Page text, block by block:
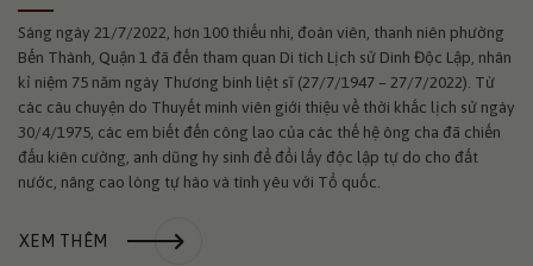
Sáng ngày 21/7/2022, hơn 100 thiếu nhi, đoàn viên, thanh niên phường
Bến Thành, Quận 1 đã đến tham quan Di tích Lịch sử Dinh Độc Lập, nhân
kỉ niệm 75 năm ngày Thương binh liệt sĩ (27/7/1947 – 27/7/2022). Từ
các câu chuyện do Thuyết minh viên giới thiệu về thời khắc lịch sử ngày
30/4/1975, các em biết đến công lao của các thế hệ ông cha đã chiến
đấu kiên cường, anh dũng hy sinh để đổi lấy độc lập tự do cho đất
nước, nâng cao lòng tự hào và tình yêu với Tổ quốc.
XEM THÊM